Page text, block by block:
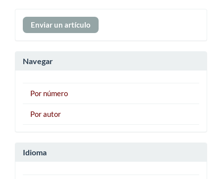
Enviar
un
Enviar un artículo
Navegar
Por número
Por autor
Idioma